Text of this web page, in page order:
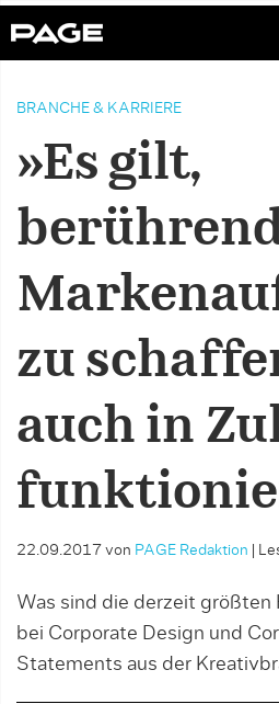
BRANCHE & KARRIERE
»Es gilt,
zu
auch in
22.09.2017 von PAGE Redaktion
Was sind die derzeit größten
bei Corporate Design und
Statements aus der